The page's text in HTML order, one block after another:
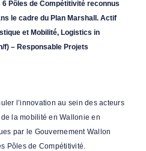
Pôles de Compétitivité reconnus
le cadre du Plan Marshall. Actif
et Mobilité, Logistics in
f) – Responsable Projets
l’innovation au sein des acteurs
la mobilité en Wallonie en
par le Gouvernement Wallon
Pôles de Compétitivité.